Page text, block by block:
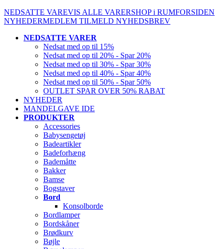
NEDSATTE VAREVIS ALLE VARERSHOP i RUMFORSIDEN
NYHEDERMEDLEM TILMELD NYHEDSBREV
NEDSATTE VARER
Nedsat med op til 15%
Nedsat med op til 20% - Spar 20%
Nedsat med op til 30% - Spar 30%
Nedsat med op til 40% - Spar 40%
Nedsat med op til 50% - Spar 50%
OUTLET SPAR OVER 50% RABAT
NYHEDER
MANDELGAVE IDE
PRODUKTER
Accessories
Babysengetøj
Badeartikler
Badeforhæng
Bademåtte
Bakker
Bamse
Bogstaver
Bord
Konsolborde
Bordlamper
Bordskåner
Brødkurv
Bøjle